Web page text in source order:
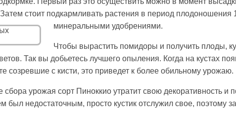
стоит подкармливать растения в период плодоношения
минеральными удобрениями.
Чтобы вырастить помидоры и получить плоды,
Так вы добьетесь лучшего опыления. Когда на кустах
созревшие с кисти, это приведет к более обильному урожаю.
сбора урожая сорт Пиноккио утратит свою декоративность и
был недостаточным, просто кустик отслужил свое, поэтому